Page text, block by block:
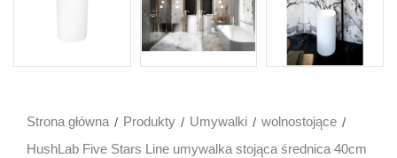
Strona główna Produkty Umywalki
wolnostojące
HushLab Five Stars Line umywalka stojąca średnica 40cm